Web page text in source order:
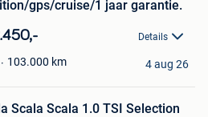
gps/cruise/1 jaar garantie.
Details
103.000 km 4 aug 26
Scala Scala 1.0 TSI Selection